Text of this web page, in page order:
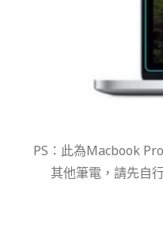
PS：此為Macbook
其他筆電，請先自